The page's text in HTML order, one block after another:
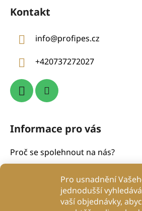
Pro usnadnění
jednodušší
vaší objednávky,
Kontakt
info@profipes.cz
+420737272027
Informace pro vás
Proč se spolehnout na nás?
Obchodní podmínky
Podmínky ochrany osobních údajů
Proč to děláme?